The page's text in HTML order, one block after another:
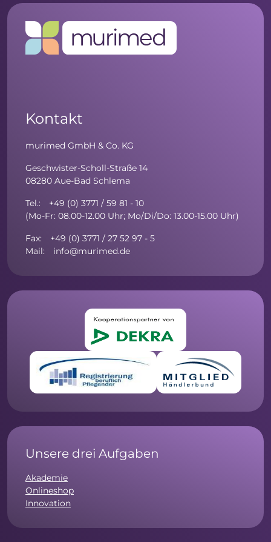
Kontakt
murimed GmbH & Co. KG
Geschwister-Scholl-Straße 14
08280 Aue-Bad Schlema
Tel.: +49 (0) 3771 / 59 81 - 10
(Mo-Fr: 08.00-12.00 Uhr; Mo/Di/Do: 13.00-15.00 Uhr)
Fax: +49 (0) 3771 / 27 52 97 - 5
Mail: info@murimed.de
Unsere drei Aufgaben
Akademie
Onlineshop
Innovation